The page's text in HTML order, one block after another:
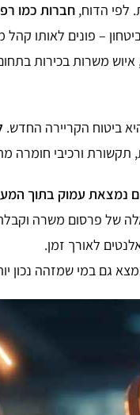
לפי הדוח, חברות כמו
– פונים לאותו
משרות בכירות
ביטוח הקריירה החדש.
נמצאת עמוק בתוך
פרסום משרה וקבלת
לאורך זמן.
גם במי שמזהה נכון